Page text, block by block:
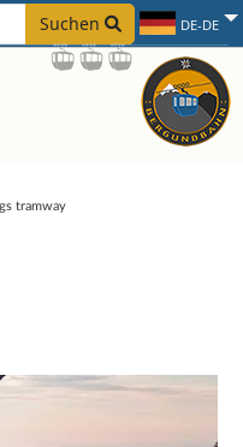
Suchen DE-DE
tramway